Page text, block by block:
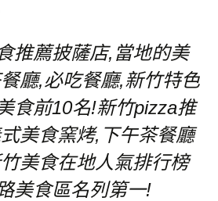
推薦披薩店,當地的美
廳,必吃餐廳,新竹特色
食前10名!新竹pizza推
美食窯烤,下午茶餐廳
美食在地人氣排行榜
美食區名列第一!